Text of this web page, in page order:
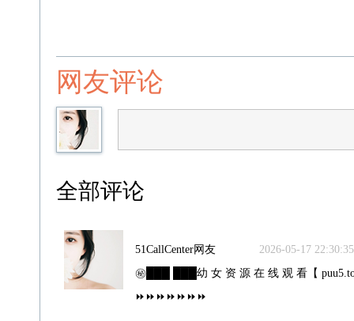
网友评论
全部评论
51CallCenter网友
2026-05-17 22:30:35
㊙️███ ███幼 女 资 源 在 线 观 看【
⏩⏩⏩⏩⏩⏩⏩